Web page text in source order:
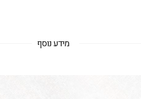
מידע נוסף